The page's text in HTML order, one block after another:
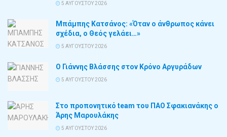
5 ΑΥΓΟΎΣΤΟΥ 2026
Μπάμπης Κατσάνος: «Όταν ο άνθρωπος κάνει
σχέδια, ο Θεός γελάει…»
5 ΑΥΓΟΎΣΤΟΥ 2026
Ο Γιάννης Βλάσσης στον Κρόνο Αργυράδων
5 ΑΥΓΟΎΣΤΟΥ 2026
Στο προπονητικό team του ΠΑΟ Σφακιανάκης ο
Άρης Μαρουλάκης
5 ΑΥΓΟΎΣΤΟΥ 2026